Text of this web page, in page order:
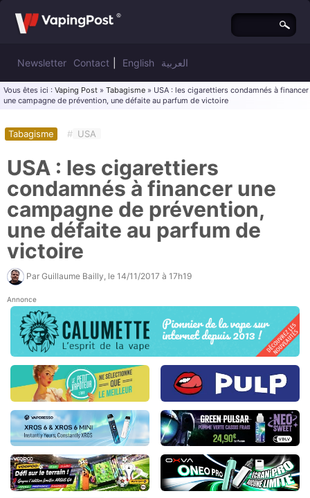
Newsletter Contact English العربية
Vous êtes ici : Vaping Post » Tabagisme » USA : les cigarettiers condamnés à financer
une campagne de prévention, une défaite au parfum de victoire
Tabagisme # USA
USA : les cigarettiers
condamnés à financer une
campagne de prévention,
une défaite au parfum de
victoire
Par Guillaume Bailly , le 14/11/2017 à 17h19
Annonce